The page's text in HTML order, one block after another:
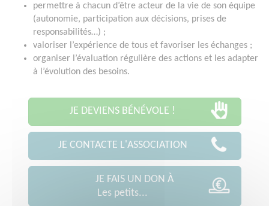
permettre à chacun d’être acteur de la vie de son équipe
(autonomie, participation aux décisions, prises de
responsabilités…) ;
valoriser l’expérience de tous et favoriser les échanges ;
organiser l’évaluation régulière des actions et les adapter
à l’évolution des besoins.
JE DEVIENS BÉNÉVOLE !
JE CONTACTE L'ASSOCIATION
JE FAIS UN DON À
Les petits...